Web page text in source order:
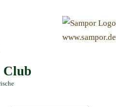
Club
www.sampor.de